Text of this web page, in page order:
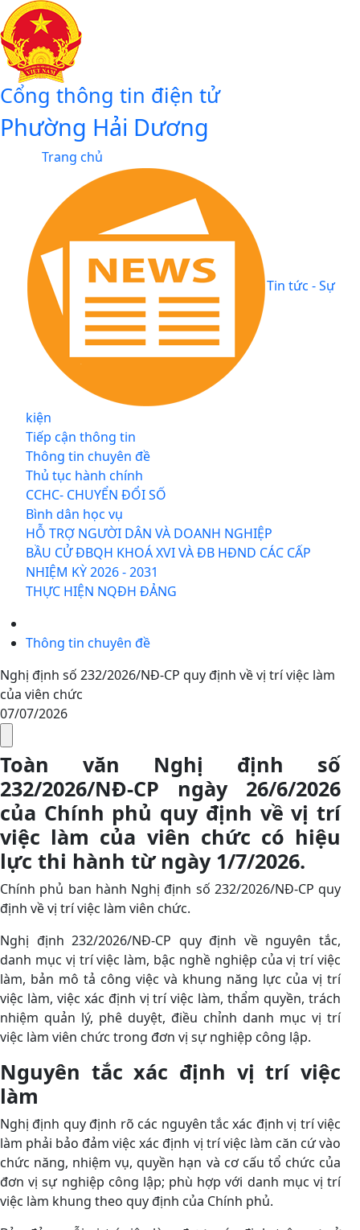
Cổng thông tin điện tử
Phường Hải Dương
Trang chủ
Tin tức - Sự
kiện
Tiếp cận thông tin
Thông tin chuyên đề
Thủ tục hành chính
CCHC- CHUYỂN ĐỔI SỐ
Bình dân học vụ
HỖ TRỢ NGƯỜI DÂN VÀ DOANH NGHIỆP
BẦU CỬ ĐBQH KHOÁ XVI VÀ ĐB HĐND CÁC CẤP
NHIỆM KỲ 2026 - 2031
THỰC HIỆN NQĐH ĐẢNG
Thông tin chuyên đề
Nghị định số 232/2026/NĐ-CP quy định về vị trí việc làm
của viên chức
07/07/2026
Toàn văn Nghị định số
232/2026/NĐ-CP ngày 26/6/2026
của Chính phủ quy định về vị trí
việc làm của viên chức có hiệu
lực thi hành từ ngày 1/7/2026.
Chính phủ ban hành Nghị định số 232/2026/NĐ-CP quy
định về vị trí việc làm viên chức.
Nghị định 232/2026/NĐ-CP quy định về nguyên tắc,
danh mục vị trí việc làm, bậc nghề nghiệp của vị trí việc
làm, bản mô tả công việc và khung năng lực của vị trí
việc làm, việc xác định vị trí việc làm, thẩm quyền, trách
nhiệm quản lý, phê duyệt, điều chỉnh danh mục vị trí
việc làm viên chức trong đơn vị sự nghiệp công lập.
Nguyên tắc xác định vị trí việc
làm
Nghị định quy định rõ các nguyên tắc xác định vị trí việc
làm phải bảo đảm việc xác định vị trí việc làm căn cứ vào
chức năng, nhiệm vụ, quyền hạn và cơ cấu tổ chức của
đơn vị sự nghiệp công lập; phù hợp với danh mục vị trí
việc làm khung theo quy định của Chính phủ.